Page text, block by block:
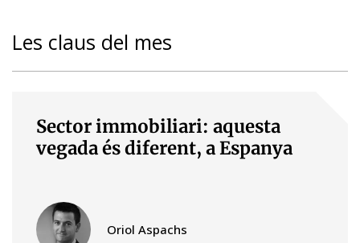
Les claus del mes
Sector immobiliari: aquesta
vegada és diferent, a Espanya
Oriol Aspachs